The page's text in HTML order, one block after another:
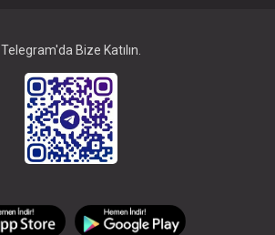
Telegram'da Bize Katılın.